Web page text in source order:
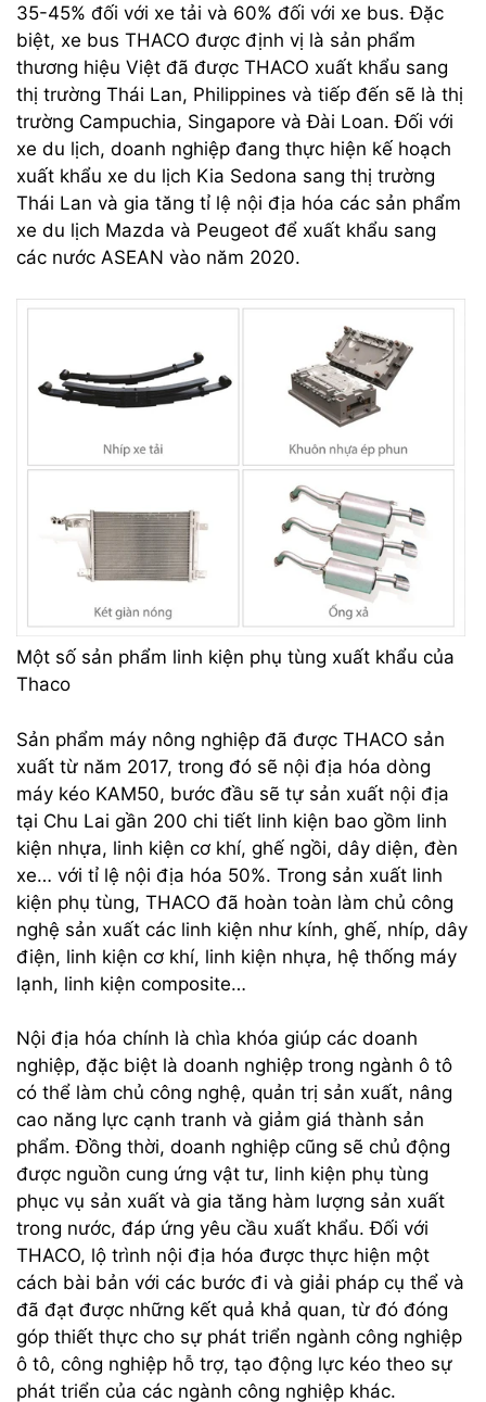
35-45% đối với xe tải và 60% đối với xe bus. Đặc
biệt, xe bus THACO được định vị là sản phẩm
thương hiệu Việt đã được THACO xuất khẩu sang
thị trường Thái Lan, Philippines và tiếp đến sẽ là thị
trường Campuchia, Singapore và Đài Loan. Đối với
xe du lịch, doanh nghiệp đang thực hiện kế hoạch
xuất khẩu xe du lịch Kia Sedona sang thị trường
Thái Lan và gia tăng tỉ lệ nội địa hóa các sản phẩm
xe du lịch Mazda và Peugeot để xuất khẩu sang
các nước ASEAN vào năm 2020.
Một số sản phẩm linh kiện phụ tùng xuất khẩu của
Thaco
Sản phẩm máy nông nghiệp đã được THACO sản
xuất từ năm 2017, trong đó sẽ nội địa hóa dòng
máy kéo KAM50, bước đầu sẽ tự sản xuất nội địa
tại Chu Lai gần 200 chi tiết linh kiện bao gồm linh
kiện nhựa, linh kiện cơ khí, ghế ngồi, dây diện, đèn
xe… với tỉ lệ nội địa hóa 50%. Trong sản xuất linh
kiện phụ tùng, THACO đã hoàn toàn làm chủ công
nghệ sản xuất các linh kiện như kính, ghế, nhíp, dây
điện, linh kiện cơ khí, linh kiện nhựa, hệ thống máy
lạnh, linh kiện composite…
Nội địa hóa chính là chìa khóa giúp các doanh
nghiệp, đặc biệt là doanh nghiệp trong ngành ô tô
có thể làm chủ công nghệ, quản trị sản xuất, nâng
cao năng lực cạnh tranh và giảm giá thành sản
phẩm. Đồng thời, doanh nghiệp cũng sẽ chủ động
được nguồn cung ứng vật tư, linh kiện phụ tùng
phục vụ sản xuất và gia tăng hàm lượng sản xuất
trong nước, đáp ứng yêu cầu xuất khẩu. Đối với
THACO, lộ trình nội địa hóa được thực hiện một
cách bài bản với các bước đi và giải pháp cụ thể và
đã đạt được những kết quả khả quan, từ đó đóng
góp thiết thực cho sự phát triển ngành công nghiệp
ô tô, công nghiệp hỗ trợ, tạo động lực kéo theo sự
phát triển của các ngành công nghiệp khác.